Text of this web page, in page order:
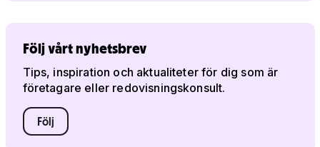
Följ vårt nyhetsbrev
Tips, inspiration och aktualiteter för dig som är
företagare eller redovisningskonsult.
Följ